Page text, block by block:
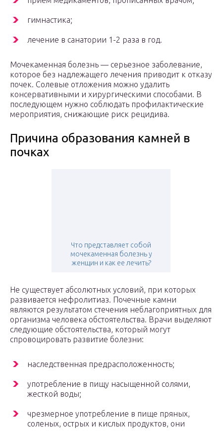
гимнастика;
лечение в санатории 1-2 раза в год.
Мочекаменная болезнь — серьезное заболевание,
которое без надлежащего лечения приводит к отказу
почек. Солевые отложения можно удалить
консервативными и хирургическими способами. В
последующем нужно соблюдать профилактические
мероприятия, снижающие риск рецидива.
Причина образования камней в
почках
Что представляет собой
мочекаменная болезнь у
женщин и как ее лечить?
Не существует абсолютных условий, при которых
развивается нефролитиаз. Почечные камни
являются результатом стечения неблагоприятных для
организма человека обстоятельства. Врачи выделяют
следующие обстоятельства, который могут
спровоцировать развитие болезни:
наследственная предрасположенность;
употребление в пищу насыщенной солями,
жесткой воды;
чрезмерное употребление в пище пряных,
соленых, острых и кислых продуктов, они